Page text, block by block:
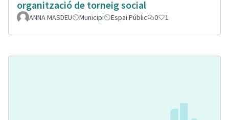
organització de torneig social
ANNA MASDEU Municipi Espai Públic 0 1